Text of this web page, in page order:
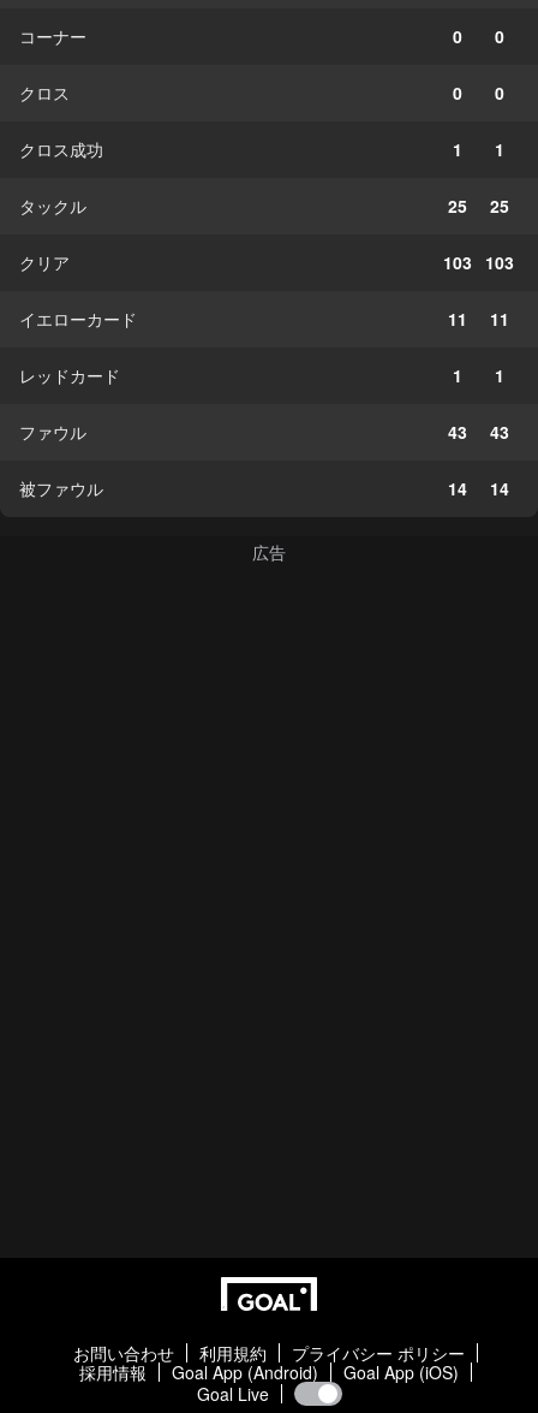
コーナー 0 0
クロス 0 0
クロス成功 1 1
タックル 25 25
クリア 103 103
イエローカード 11 11
レッドカード 1 1
ファウル 43 43
被ファウル 14 14
お問い合わせ 利用規約
プライバシー ポリシー
採用情報
Goal App (Android)
Goal App (iOS)
Goal Live